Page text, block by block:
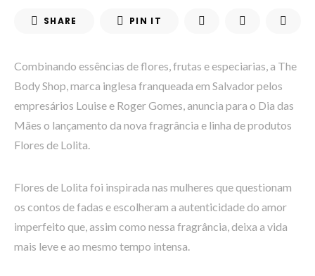
SHARE PIN IT
Combinando essências de flores, frutas e especiarias, a The
Body Shop, marca inglesa franqueada em Salvador pelos
empresários Louise e Roger Gomes, anuncia para o Dia das
Mães o lançamento da nova fragrância e linha de produtos
Flores de Lolita.
Flores de Lolita foi inspirada nas mulheres que questionam
os contos de fadas e escolheram a autenticidade do amor
imperfeito que, assim como nessa fragrância, deixa a vida
mais leve e ao mesmo tempo intensa.